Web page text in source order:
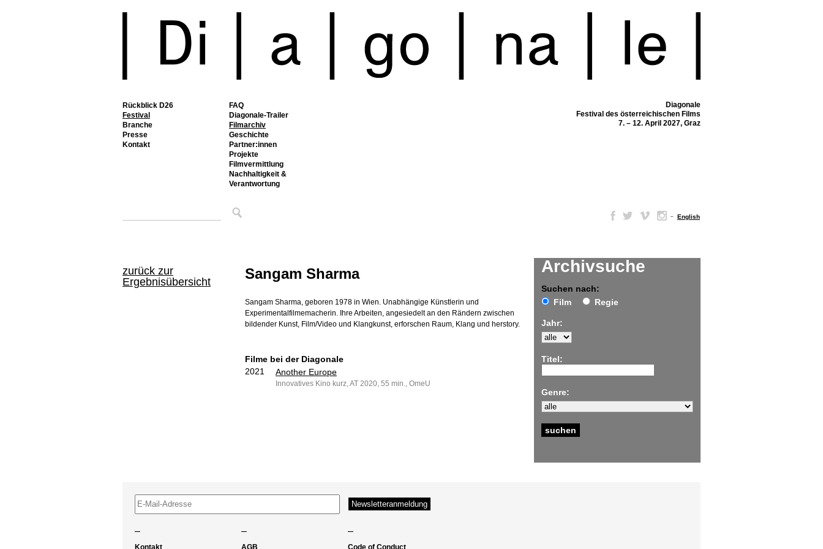
Rückblick D26
Festival
FAQ
Diagonale-Trailer
Filmarchiv
Geschichte
Partner:innen
Projekte
Filmvermittlung
Nachhaltigkeit &
Verantwortung
Branche
Presse
Kontakt
Diagonale
Festival des österreichischen Films
7. – 12. April 2027, Graz
– English
zurück zur
Ergebnisübersicht
Archivsuche
Suchen nach:
Film
Regie
Jahr:
Titel:
Genre:
Sangam Sharma
Sangam Sharma, geboren 1978 in Wien. Unabhängige Künstlerin und
Experimentalfilmemacherin. Ihre Arbeiten, angesiedelt an den Rändern zwischen
bildender Kunst, Film/Video und Klangkunst, erforschen Raum, Klang und herstory.
Filme bei der Diagonale
2021
Another Europe
Innovatives Kino kurz, AT 2020, 55 min., OmeU
– – –
Kontakt AGB Code of Conduct